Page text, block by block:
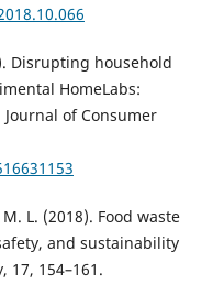
Disrupting household
HomeLabs:
of Consumer
L. (2018). Food waste
and sustainability
17, 154–161.